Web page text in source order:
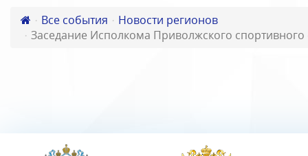
Все события
Новости регионов
Заседание Исполкома Приволжского cпортивного